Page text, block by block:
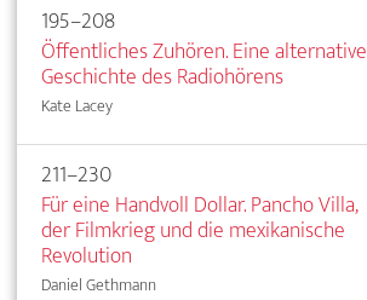
195–208
Öffentliches Zuhören. Eine alternative
Geschichte des Radiohörens
Kate Lacey
211–230
Für eine Handvoll Dollar. Pancho Villa,
der Filmkrieg und die mexikanische
Revolution
Daniel Gethmann